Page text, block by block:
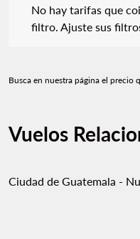
No hay tarifas que
filtro. Ajuste sus
Busca en nuestra página el precio
Vuelos
Ciudad de Guatemala -